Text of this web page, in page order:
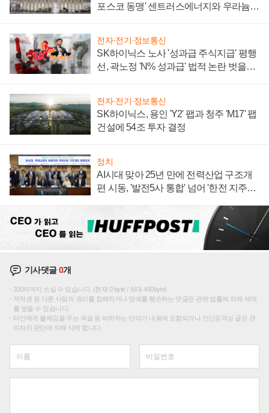
포스코 동맹' 센트러스에너지와 우라늄
전자·전기·정보통신
SK하이닉스 노사 '성과급 주식지급' 평행
선, 곽노정 'N% 성과급' 법적 논란 벗을지
전자·전기·정보통신
SK하이닉스, 용인 'Y2' 팹과 청주 'M17' 팹
건설에 54조 투자 결정
정치
AI시대 맞아 25년 만에 전력산업 구조개
편 시동, '발전5사 통합' 넘어 '한전 지주사'
기사댓글0개
200자까지 쓰실 수 있습니다. (현재 0 byte / 최대 400byte)
저작권 등 다른 사람의 권리를 침해하거나 명예를 훼손하는 댓글은 관련 법률에 의해 제재
를 받을 수 있습니다.
타인에게 불쾌감을 주는 욕설 등 비하하는 단어가 내용에 포함되거나 인신공격성 글은 관
리자의 판단에 의해 삭제 합니다.